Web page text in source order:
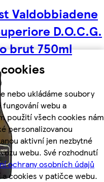
nebo ukládáme soubory
webu a
použití všech cookies nám
personalizovanou
aktivní jen nezbytné
webu. Své rozhodnutí
ochrany osobních údajů
cookies v patičce webu.
Valdobbiadene
D.O.C.G.
brut 750ml